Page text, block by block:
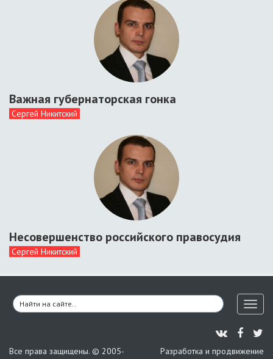
Важная губернаторская гонка
Сергей Никитский
Несовершенство российского правосудия
Сергей Никитский
Все права защищены. © 2005-
Разработка и продвижение